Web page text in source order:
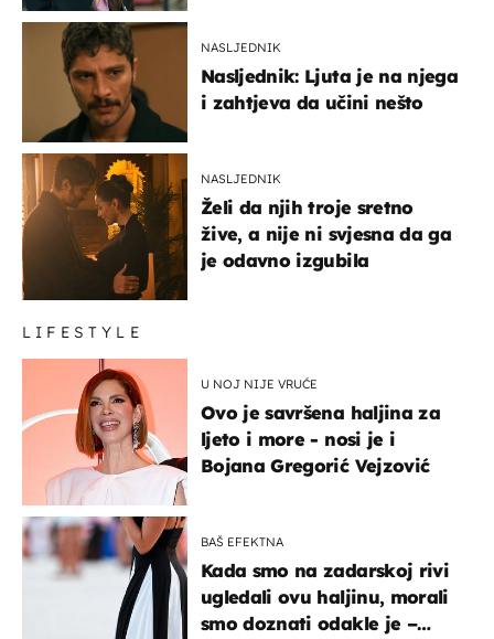
NASLJEDNIK
Nasljednik: Ljuta je na njega
i zahtjeva da učini nešto
NASLJEDNIK
Želi da njih troje sretno
žive, a nije ni svjesna da ga
je odavno izgubila
LIFESTYLE
U NOJ NIJE VRUĆE
Ovo je savršena haljina za
ljeto i more - nosi je i
Bojana Gregorić Vejzović
BAŠ EFEKTNA
Kada smo na zadarskoj rivi
ugledali ovu haljinu, morali
smo doznati odakle je –